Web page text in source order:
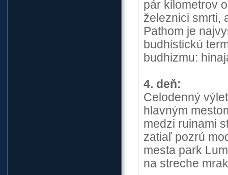
pár kilometrov
železnici smrti,
Pathom je
budhistickú
budhizmu:
4. deň:
Celodenný
hlavným
medzi ruinami
zatiaľ pozrú
mesta park
na streche